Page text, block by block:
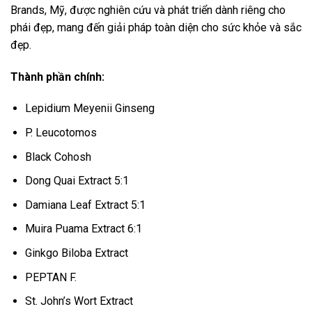
Brands, Mỹ, được nghiên cứu và phát triển dành riêng cho
phái đẹp, mang đến giải pháp toàn diện cho sức khỏe và sắc
đẹp.
Thành phần chính:
Lepidium Meyenii Ginseng
P. Leucotomos
Black Cohosh
Dong Quai Extract 5:1
Damiana Leaf Extract 5:1
Muira Puama Extract 6:1
Ginkgo Biloba Extract
PEPTAN F.
St. John’s Wort Extract